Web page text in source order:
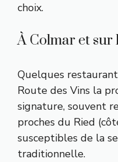
choix.
À Colmar et sur
Quelques
Route des Vins la
signature, souvent
proches du Ried
susceptibles de la
traditionnelle.